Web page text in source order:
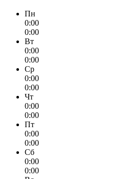
Пн
0:00
0:00
Вт
0:00
0:00
Ср
0:00
0:00
Чт
0:00
0:00
Пт
0:00
0:00
Сб
0:00
0:00